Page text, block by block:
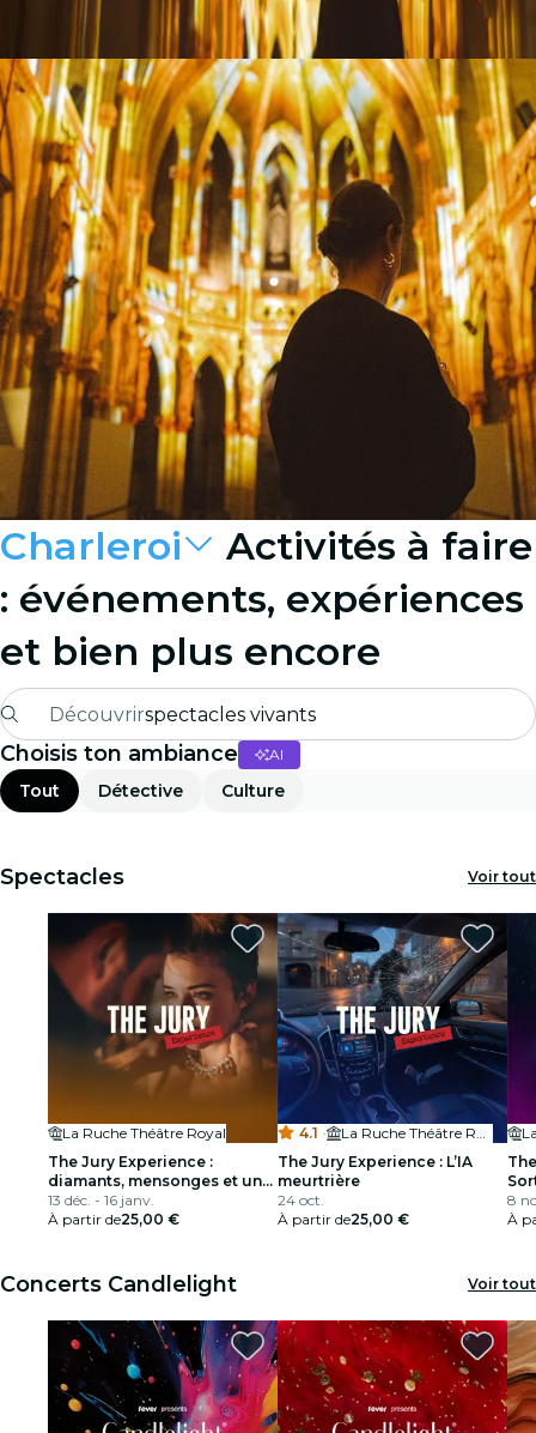
Charleroi
Activités à faire
: événements, expériences
et bien plus encore
Découvrirspectacles vivants
Madrid
expériences et villes
São Paulo
expositions
Séoul
visites urbaines
concerts
cinéma
Choisis ton ambiance AI
Tout Détective Culture
Spectacles Voir tout
La Ruche Théâtre Royal
The Jury Experience :
diamants, mensonges et un
mort
13 déc. - 16 janv.
À partir de25,00 €
4.1 ·
The Jury Experience : L’IA
meurtrière
24 oct.
À partir de25,00 €
8
À
Concerts Candlelight Voir tout